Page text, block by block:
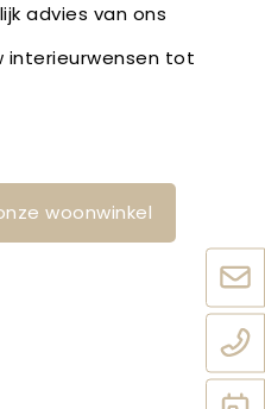
advies van ons
interieurwensen tot
woonwinkel